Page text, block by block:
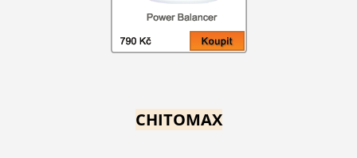
CHITOMAX